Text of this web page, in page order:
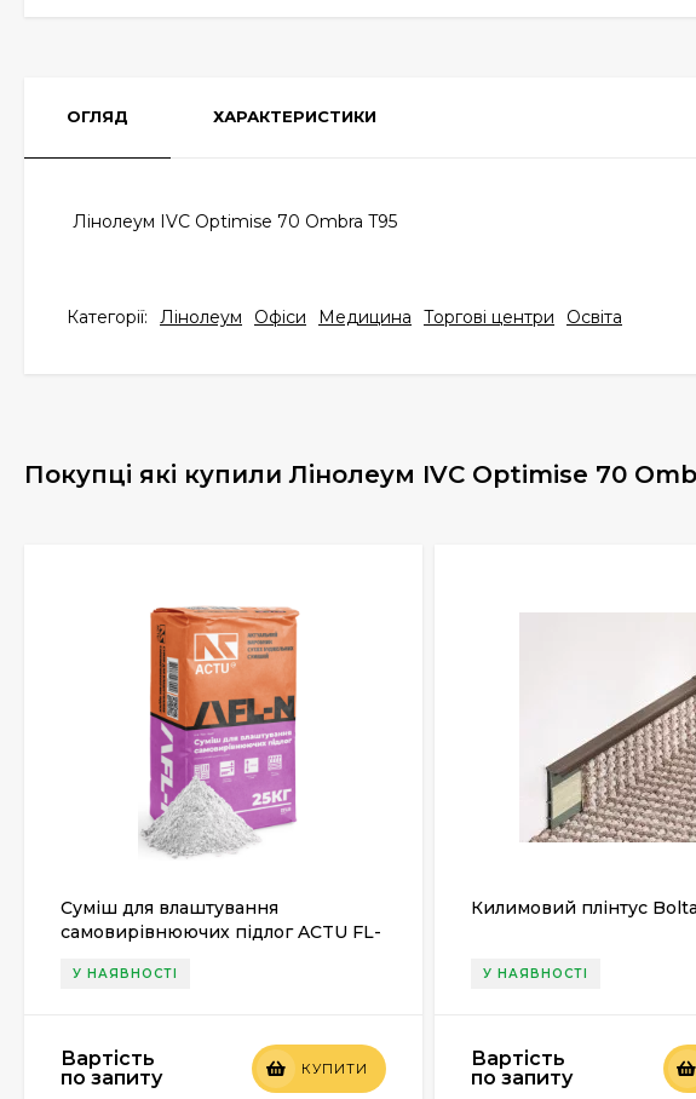
ОГЛЯД ХАРАКТЕРИСТИКИ
Лінолеум IVC Optimise 70 Ombra T95
Категорії: Лінолеум Офіси Медицина Торгові центри Освіта
Покупці які купили Лінолеум IVC Optimise 70
Суміш для влаштування
самовирівнюючих підлог ACTU FL-
У НАЯВНОСТІ
Вартість
по запиту
КУПИТИ
Килимовий плінтус
У НАЯВНОСТІ
Вартість
по запиту